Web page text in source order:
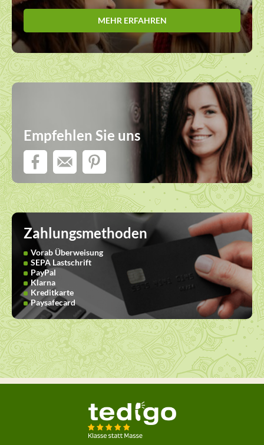
MEHR ERFAHREN
Empfehlen Sie uns
Zahlungsmethoden
Vorab Überweisung
SEPA Lastschrift
PayPal
Klarna
Kreditkarte
Paysafecard